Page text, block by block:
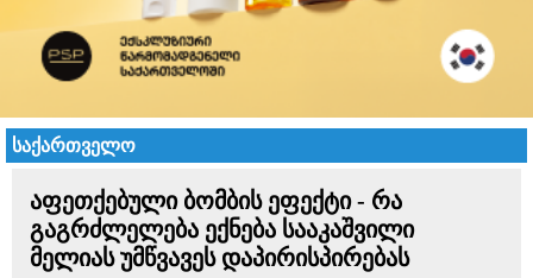
საქართველო
აფეთქებული ბომბის ეფექტი - რა
გაგრძლელება ექნება სააკაშვილი
მელიას უმწვავეს დაპირისპირებას